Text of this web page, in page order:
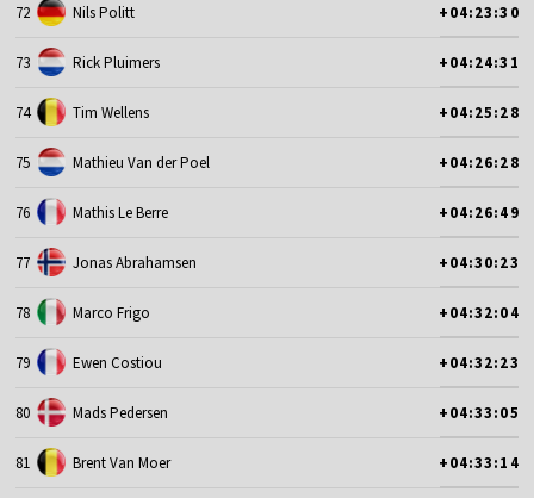
72 Nils Politt +04:23:30
73 Rick Pluimers +04:24:31
74 Tim Wellens +04:25:28
75 Mathieu Van der Poel +04:26:28
76 Mathis Le Berre +04:26:49
77 Jonas Abrahamsen +04:30:23
78 Marco Frigo +04:32:04
79 Ewen Costiou +04:32:23
80 Mads Pedersen +04:33:05
81 Brent Van Moer +04:33:14